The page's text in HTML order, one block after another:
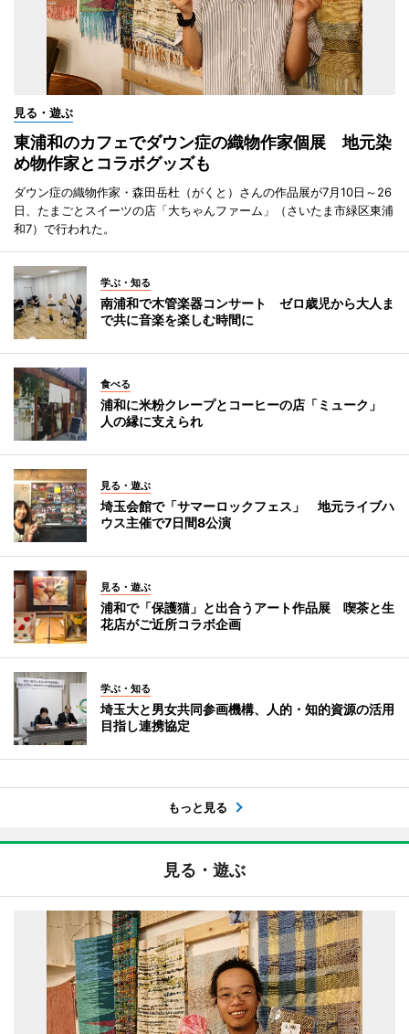
見る・遊ぶ
東浦和のカフェでダウン症の織物作家個展 地元染
め物作家とコラボグッズも
ダウン症の織物作家・森田岳杜（がくと）さんの作品展が7月10日～26
日、たまごとスイーツの店「大ちゃんファーム」（さいたま市緑区東浦
和7）で行われた。
学ぶ・知る
南浦和で木管楽器コンサート ゼロ歳児から大人ま
で共に音楽を楽しむ時間に
食べる
浦和に米粉クレープとコーヒーの店「ミューク」
人の縁に支えられ
見る・遊ぶ
埼玉会館で「サマーロックフェス」 地元ライブハ
ウス主催で7日間8公演
見る・遊ぶ
浦和で「保護猫」と出合うアート作品展 喫茶と生
花店がご近所コラボ企画
学ぶ・知る
埼玉大と男女共同参画機構、人的・知的資源の活用
目指し連携協定
もっと見る
見る・遊ぶ